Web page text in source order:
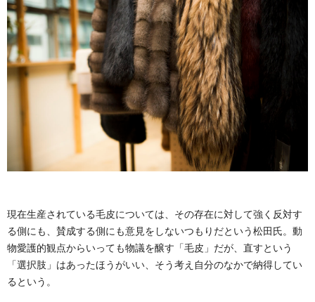
現在生産されている毛皮については、その存在に対して強く反対す
る側にも、賛成する側にも意見をしないつもりだという松田氏。動
物愛護的観点からいっても物議を醸す「毛皮」だが、直すという
「選択肢」はあったほうがいい、そう考え自分のなかで納得してい
るという。